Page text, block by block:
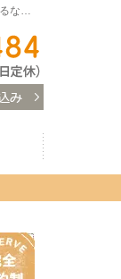
和歌山（和歌山市・岩出市・海南市・紀の川市）で注文住宅(長期優良住宅・ZEH・耐震・高気密高断熱・木の家）を建てるなら「はなまるの家」